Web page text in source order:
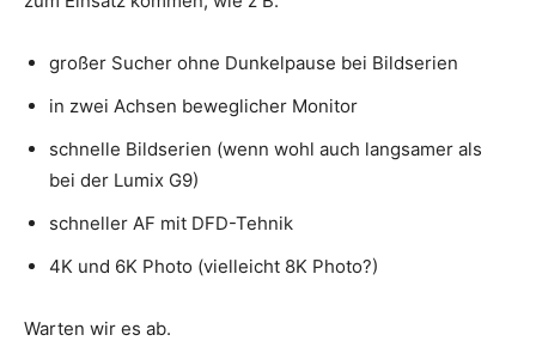
großer Sucher ohne Dunkelpause bei Bildserien
in zwei Achsen beweglicher Monitor
schnelle Bildserien (wenn wohl auch langsamer als
bei der Lumix G9)
schneller AF mit DFD-Tehnik
4K und 6K Photo (vielleicht 8K Photo?)
Warten wir es ab.